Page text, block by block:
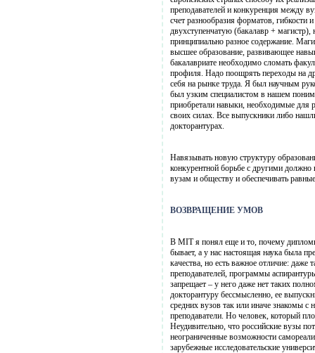
преподавателей и конкуренция между
счет разнообразия форматов,
двухступенчатую (бакалавр + магистр),
принципиально разное содержание.
высшее образование, развивающее
бакалавриате необходимо сломать
профиля. Надо поощрять переходы на
себя на рынке труда. Я был научным
был узким специалистом в нашем
приобретали навыки, необходимые для
своих силах. Все выпускники либо
докторантурах.
Навязывать новую структуру
конкурентной борьбе с другими должно
вузам и обществу и обеспечивать
ВОЗВРАЩЕНИЕ УМОВ
В MIT я понял еще и то, почему
бывает, а у нас настоящая наука была
качества, но есть важное отличие:
преподавателей, программы
запрещает – у него даже нет таких
докторантуру бессмысленно, ее
средних вузов так или иначе знакомы с
преподаватели. Но человек, который
Неудивительно, что российские вузы
неограниченные возможности
зарубежные исследовательские